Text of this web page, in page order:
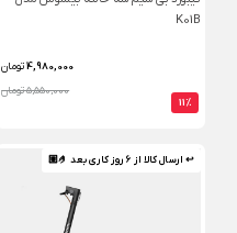
K01B
4,980,000تومان
5,550,000 تومان
11%
↩ ارسال کالا از 6 روز کاری بعد 🤌🏼